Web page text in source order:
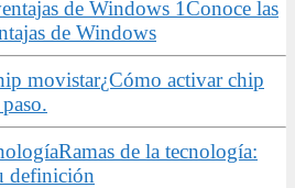
Conoce las
de Windows
¿Cómo activar chip
Ramas de la tecnología:
definición